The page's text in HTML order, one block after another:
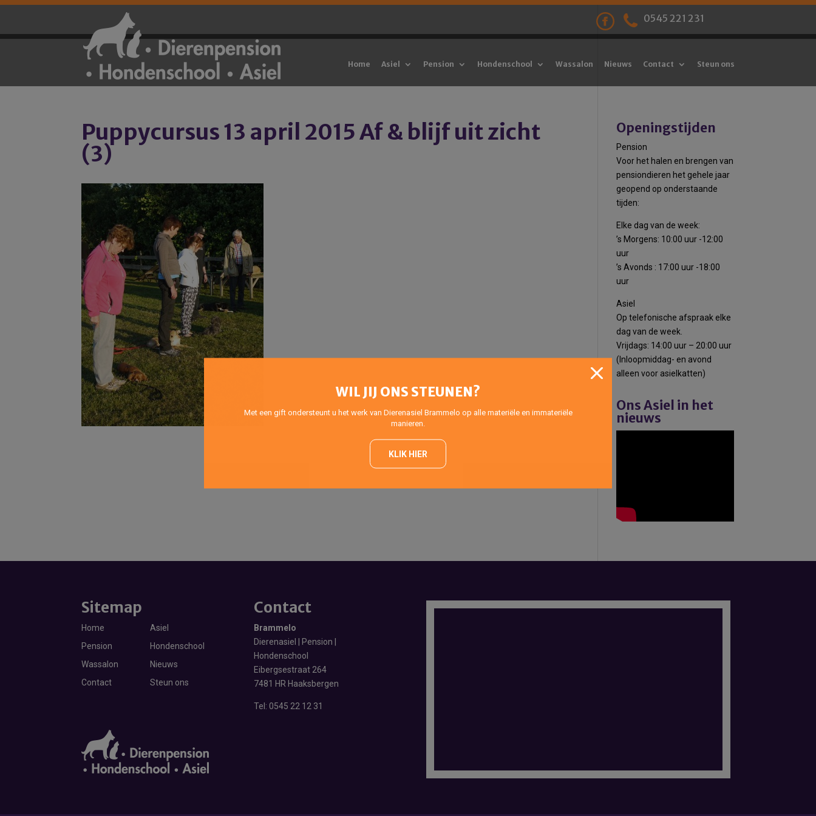
0545 221 231
Home Asiel Pension Hondenschool Wassalon Nieuws Contact Steun ons
Puppycursus 13 april 2015 Af & blijf uit zicht
(3)
Openingstijden
Pension
Voor het halen en brengen van
pensiondieren het gehele jaar
geopend op onderstaande
tijden:
Elke dag van de week:
’s Morgens: 10:00 uur -12:00
uur
’s Avonds : 17:00 uur -18:00
uur
Asiel
Op telefonische afspraak elke
dag van de week.
Vrijdags: 14:00 uur – 20:00 uur
(Inloopmiddag- en avond
alleen voor asielkatten)
Ons Asiel in het
nieuws
WIL JIJ ONS STEUNEN?
Met een gift ondersteunt u het werk van Dierenasiel Brammelo op alle materiële en immateriële
manieren.
KLIK HIER
Sitemap
Home
Asiel
Pension
Hondenschool
Wassalon
Nieuws
Contact
Steun ons
Contact
Brammelo
Dierenasiel | Pension |
Hondenschool
Eibergsestraat 264
7481 HR Haaksbergen
Tel: 0545 22 12 31